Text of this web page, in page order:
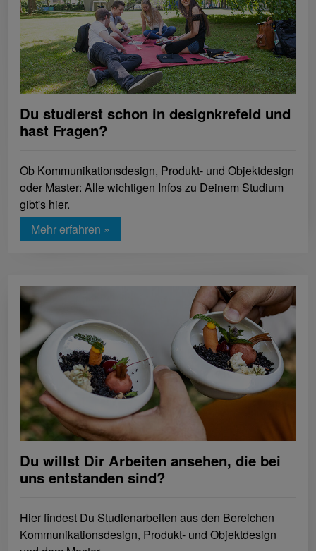
Du studierst schon in designkrefeld und
hast Fragen?
Ob Kommunikationsdesign, Produkt- und Objektdesign
oder Master: Alle wichtigen Infos zu Deinem Studium
gibt's hier.
Mehr erfahren »
Du willst Dir Arbeiten ansehen, die bei
uns entstanden sind?
Hier findest Du Studienarbeiten aus den Bereichen
Kommunikationsdesign, Produkt- und Objektdesign